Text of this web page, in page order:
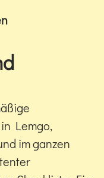
Lemgo,
im ganzen